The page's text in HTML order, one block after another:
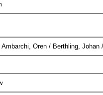
Ambarchi, Oren / Berthling,